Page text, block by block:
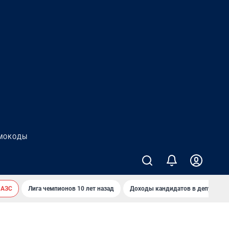
АЗС Лига чемпионов 10 лет назад Доходы кандидатов в депутаты